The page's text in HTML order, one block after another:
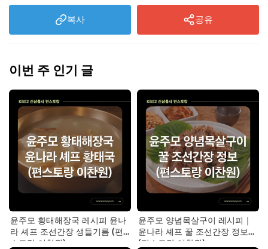
복사 공유
이번 주 인기 글
윤주모 황태해장국 레시피 윤나
라 셰프 조선간장 생들기름 (편
스토랑 이찬원)
윤주모 양념목살구이 레시피｜
윤나라 셰프 꿀 조선간장 정보
(편스토랑 이찬원)